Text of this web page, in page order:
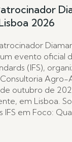
2026
evento oficial
(IFS),
Agro-
de outubro de
em Lisboa.
IFS em Foco: